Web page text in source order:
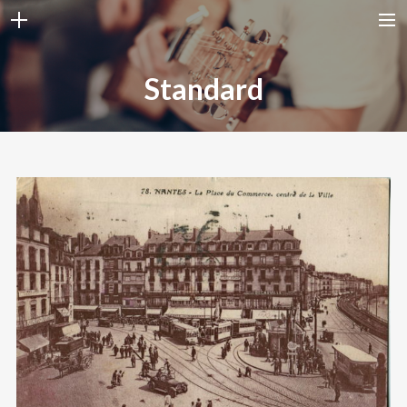
DATES CONCERTS
BLOG
BIO
PHOTOS
VIDEOS
PAGES
CONTACT
BUY
Standard